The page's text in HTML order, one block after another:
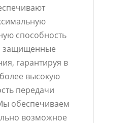
способность
защищенные
гарантируя в
высокую
передачи
обеспечиваем
возможное